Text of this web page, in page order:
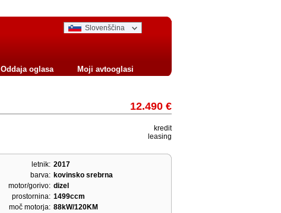
Slovenščina
Oddaja oglasa Moji avtooglasi
12.490 €
kredit
leasing
letnik:
barva:
motor/gorivo:
prostornina:
moč motorja:
2017
kovinsko srebrna
dizel
1499ccm
88kW/120KM